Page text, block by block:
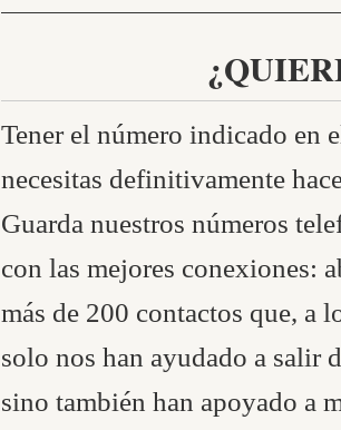
Tener el número indicado en
necesitas definitivamente
Guarda nuestros números
con las mejores conexiones:
más de 200 contactos que, a
solo nos han ayudado a salir
sino también han apoyado a